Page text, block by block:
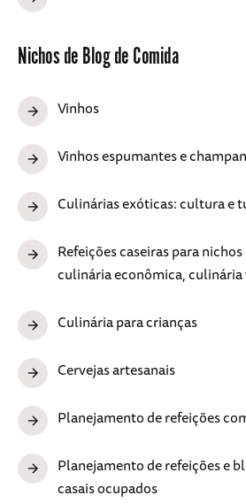
Nichos de Blog de Comida
Vinhos
Vinhos espumantes e
Culinárias exóticas: cultura e
Refeições caseiras para
culinária econômica, culinária
Culinária para crianças
Cervejas artesanais
Planejamento de refeições
Planejamento de refeições e
casais ocupados